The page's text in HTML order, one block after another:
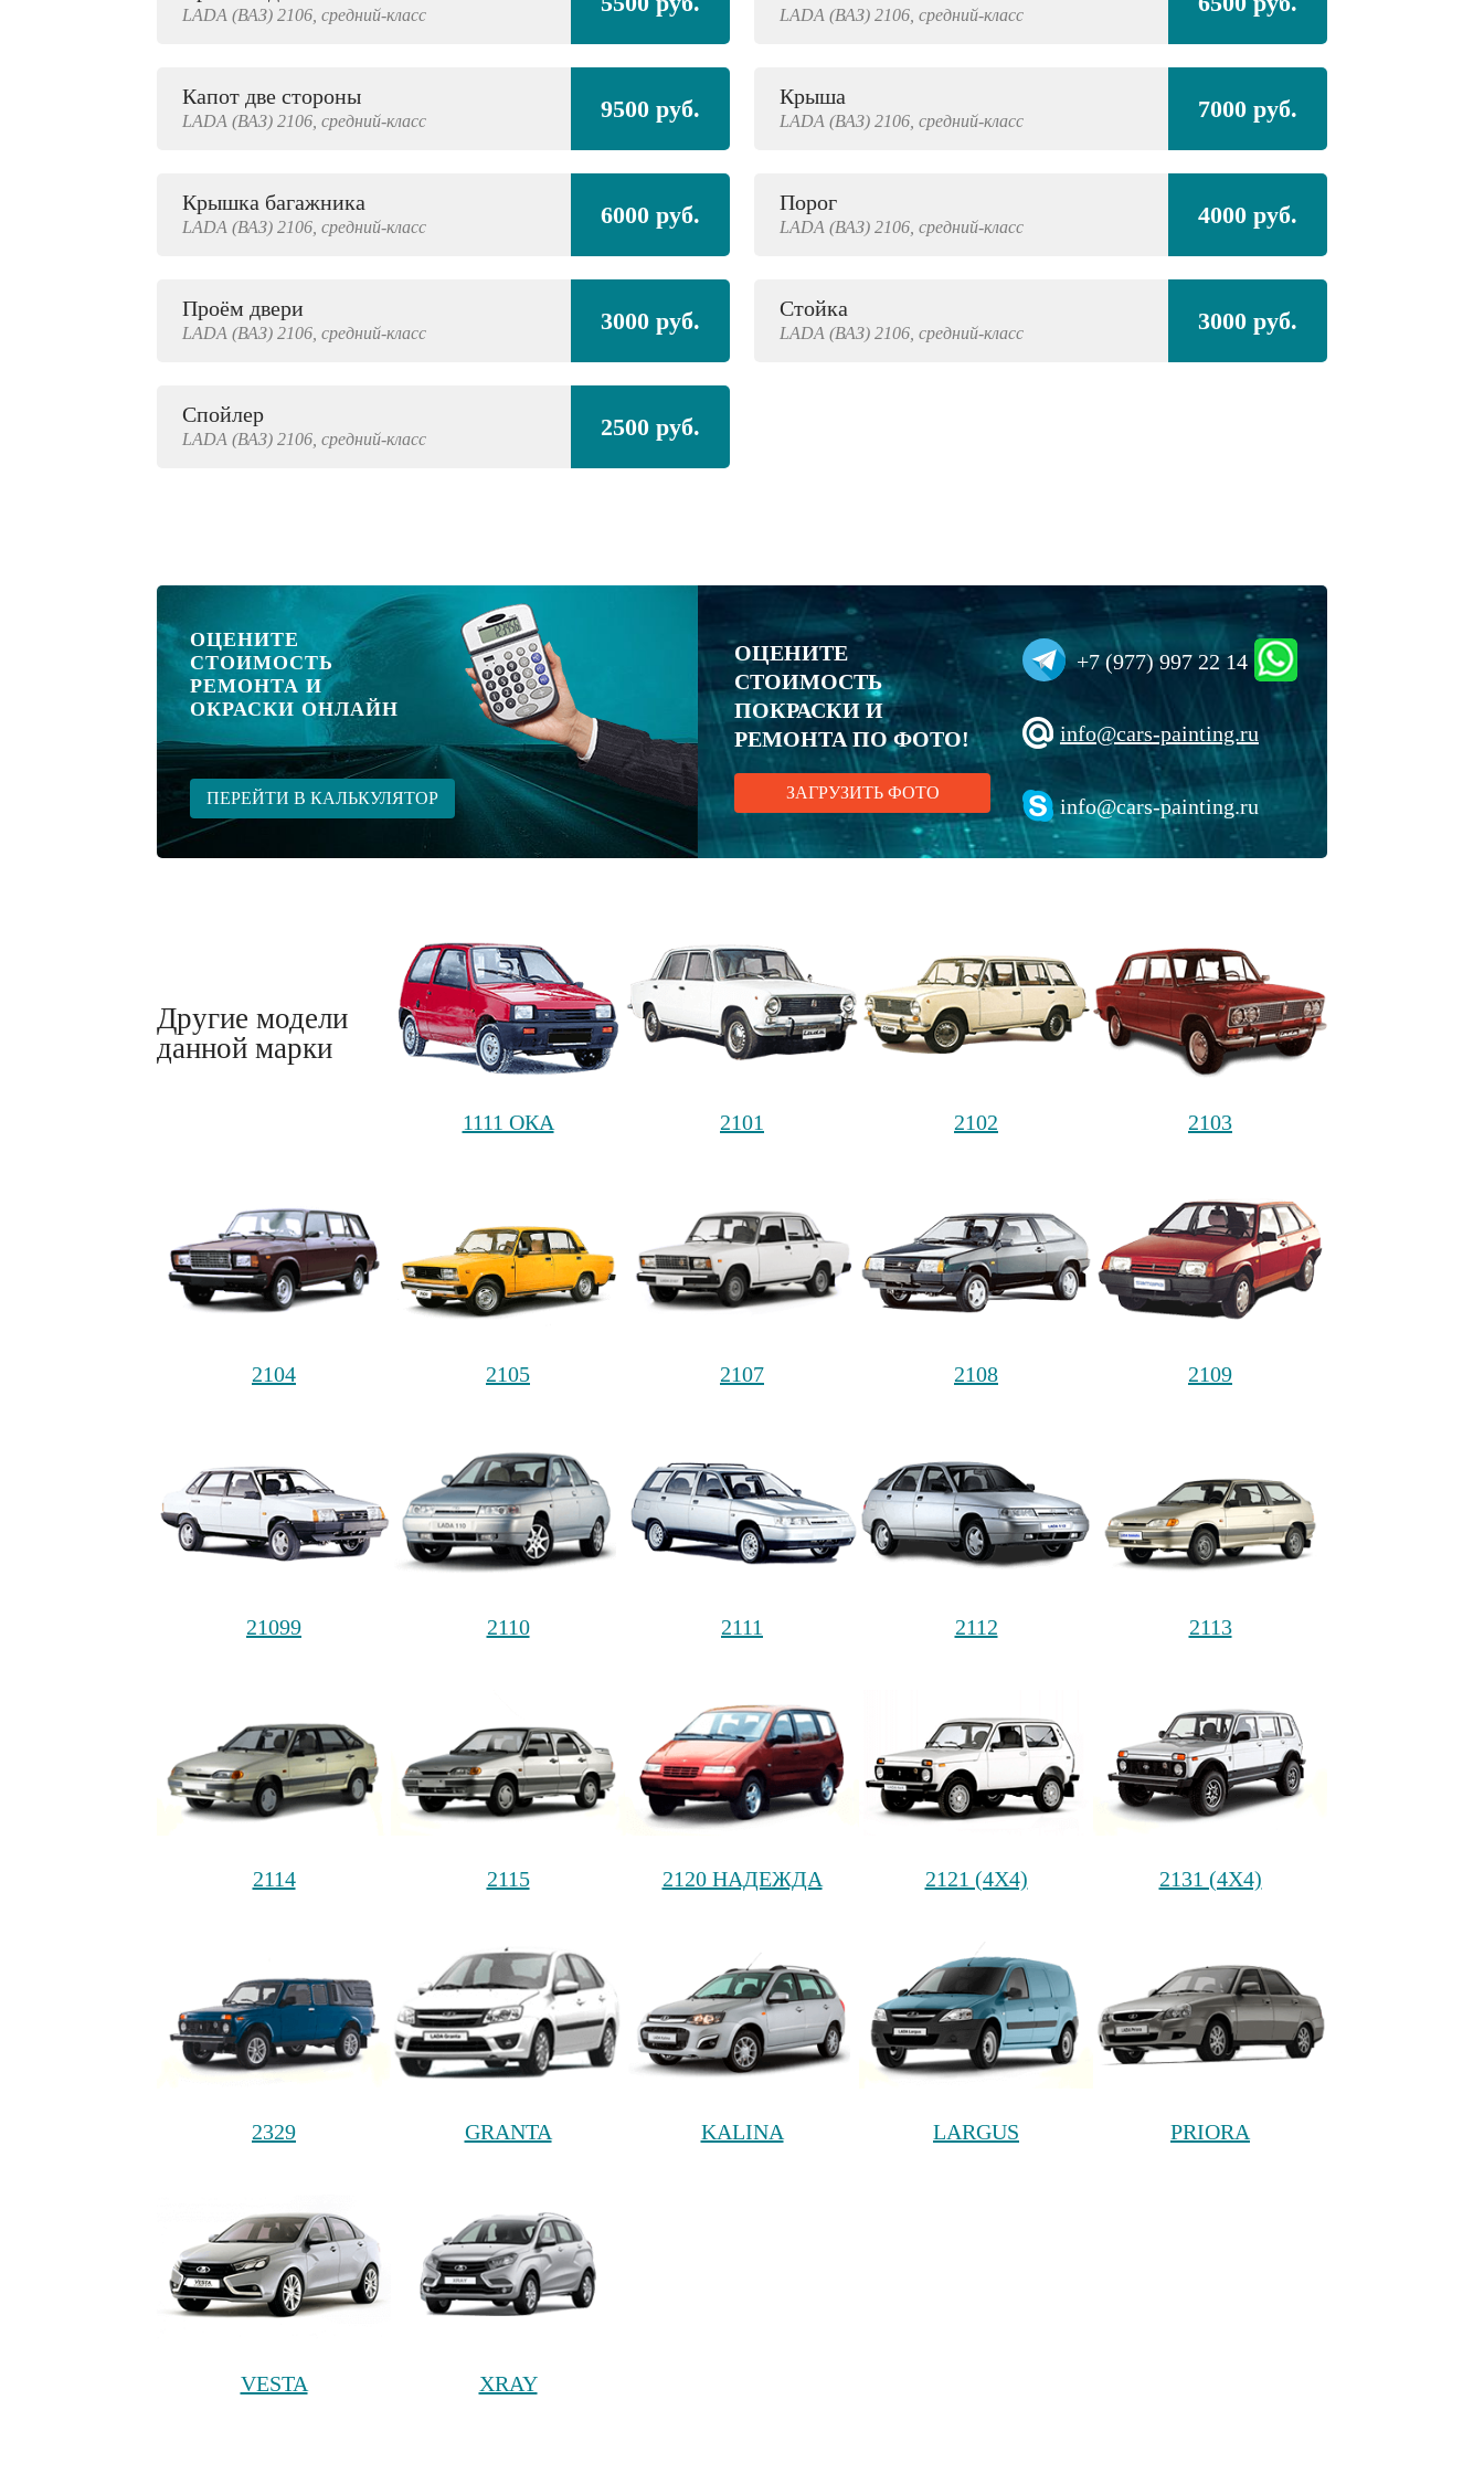
LADA (ВАЗ) 2106, средний-класс LADA (ВАЗ) 2106, средний-класс
Капот две стороны
LADA (ВАЗ) 2106, средний-класс 9500 руб. Крыша
LADA (ВАЗ) 2106, средний-класс 7000 руб.
Крышка багажника
LADA (ВАЗ) 2106, средний-класс 6000 руб. Порог
LADA (ВАЗ) 2106, средний-класс 4000 руб.
Проём двери
LADA (ВАЗ) 2106, средний-класс 3000 руб. Стойка
LADA (ВАЗ) 2106, средний-класс 3000 руб.
Спойлер
LADA (ВАЗ) 2106, средний-класс 2500 руб.
ОЦЕНИТЕ
СТОИМОСТЬ
РЕМОНТА И
ОКРАСКИ ОНЛАЙН
ПЕРЕЙТИ В КАЛЬКУЛЯТОР
ОЦЕНИТЕ
СТОИМОСТЬ
ПОКРАСКИ И
РЕМОНТА ПО ФОТО!
ЗАГРУЗИТЬ ФОТО
+7 (977) 997 22 14
info@cars-painting.ru
info@cars-painting.ru
Другие модели
данной марки
1111 ОКА 2101 2102 2103
2104 2105 2107 2108 2109
21099 2110 2111 2112 2113
2114 2115 2120 НАДЕЖДА 2121 (4Х4) 2131 (4Х4)
2329 GRANTA KALINA LARGUS PRIORA
VESTA XRAY